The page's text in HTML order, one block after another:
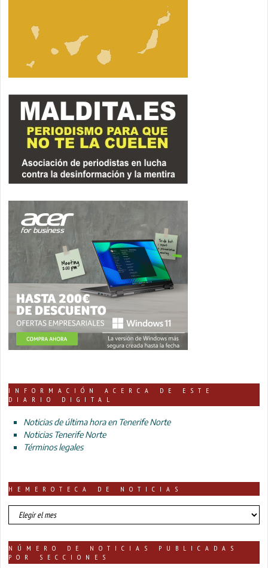
INFORMACIÓN ACERCA DE ESTE
DIARIO DIGITAL
Noticias de última hora en Tenerife Norte
Noticias Tenerife Norte
Términos legales
HEMEROTECA DE NOTICIAS
HEMEROTECA
DE
NÚMERO DE NOTICIAS PUBLICADAS
POR SECCIONES